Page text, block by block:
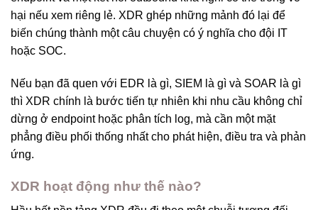
hại nếu xem riêng lẻ. XDR ghép những mảnh đó lại để
biến chúng thành một câu chuyện có ý nghĩa cho đội IT
hoặc SOC.
Nếu bạn đã quen với EDR là gì, SIEM là gì và SOAR là gì
thì XDR chính là bước tiến tự nhiên khi nhu cầu không chỉ
dừng ở endpoint hoặc phân tích log, mà cần một mặt
phẳng điều phối thống nhất cho phát hiện, điều tra và phản
ứng.
XDR hoạt động như thế nào?